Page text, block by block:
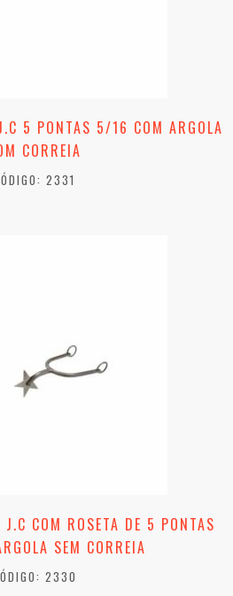
5 PONTAS 5/16 COM ARGOLA
CORREIA
2331
COM ROSETA DE 5 PONTAS
SEM CORREIA
2330